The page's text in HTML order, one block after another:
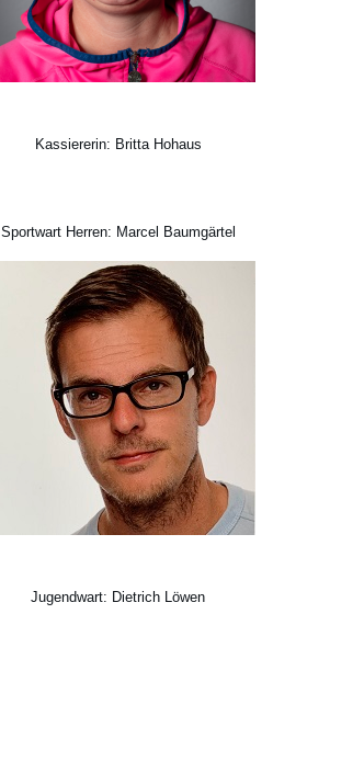
Kassiererin: Britta Hohaus
Sportwart Herren: Marcel Baumgärtel
Jugendwart: Dietrich Löwen